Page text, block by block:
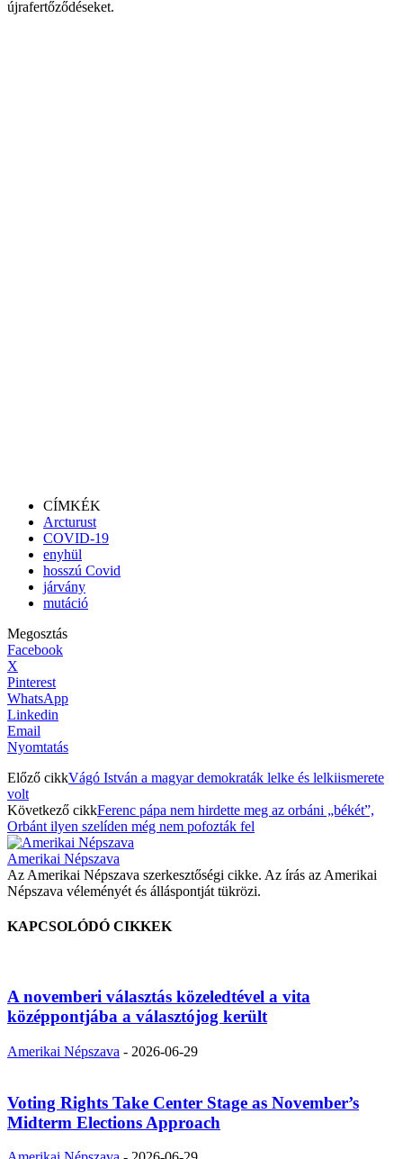
újrafertőződéseket.
CÍMKÉK
Arcturust
COVID-19
enyhül
hosszú Covid
járvány
mutáció
Megosztás
Facebook
X
Pinterest
WhatsApp
Linkedin
Email
Nyomtatás
Előző cikkVágó István a magyar demokraták lelke és lelkiismerete
volt
Következő cikkFerenc pápa nem hirdette meg az orbáni „békét”,
Orbánt ilyen szelíden még nem pofozták fel
Amerikai Népszava
Az Amerikai Népszava szerkesztőségi cikke. Az írás az Amerikai
Népszava véleményét és álláspontját tükrözi.
KAPCSOLÓDÓ CIKKEK
A novemberi választás közeledtével a vita
középpontjába a választójog került
Amerikai Népszava - 2026-06-29
Voting Rights Take Center Stage as November’s
Midterm Elections Approach